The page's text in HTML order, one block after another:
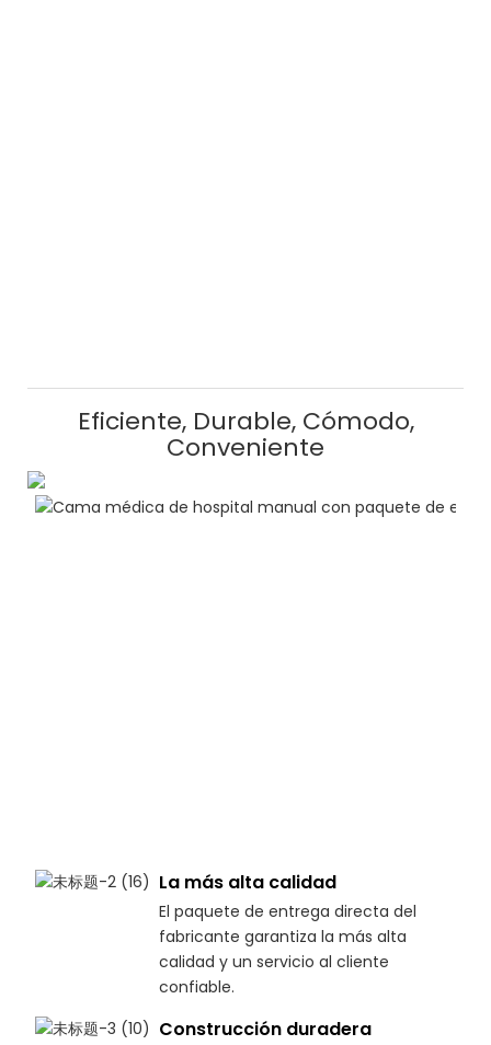
Eficiente, Durable, Cómodo,
Conveniente
La más alta calidad
El paquete de entrega directa del
fabricante garantiza la más alta
calidad y un servicio al cliente
confiable.
Construcción duradera